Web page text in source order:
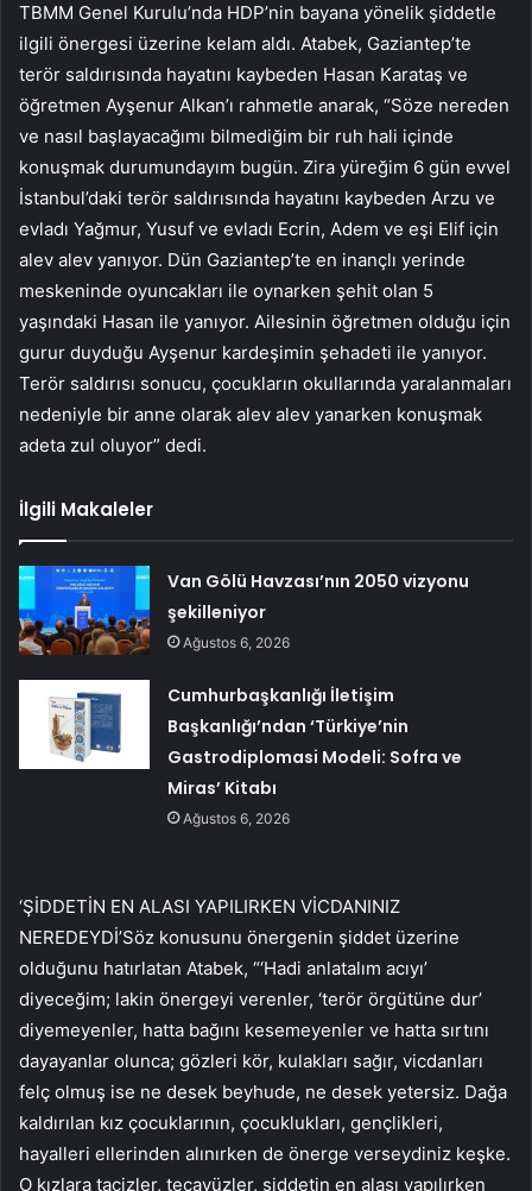
TBMM Genel Kurulu’nda HDP’nin bayana yönelik şiddetle
ilgili önergesi üzerine kelam aldı. Atabek, Gaziantep’te
terör saldırısında hayatını kaybeden Hasan Karataş ve
öğretmen Ayşenur Alkan’ı rahmetle anarak, “Söze nereden
ve nasıl başlayacağımı bilmediğim bir ruh hali içinde
konuşmak durumundayım bugün. Zira yüreğim 6 gün evvel
İstanbul’daki terör saldırısında hayatını kaybeden Arzu ve
evladı Yağmur, Yusuf ve evladı Ecrin, Adem ve eşi Elif için
alev alev yanıyor. Dün Gaziantep’te en inançlı yerinde
meskeninde oyuncakları ile oynarken şehit olan 5
yaşındaki Hasan ile yanıyor. Ailesinin öğretmen olduğu için
gurur duyduğu Ayşenur kardeşimin şehadeti ile yanıyor.
Terör saldırısı sonucu, çocukların okullarında yaralanmaları
nedeniyle bir anne olarak alev alev yanarken konuşmak
adeta zul oluyor” dedi.
İlgili Makaleler
Van Gölü Havzası’nın 2050 vizyonu
şekilleniyor
Ağustos 6, 2026
Cumhurbaşkanlığı İletişim
Başkanlığı’ndan ‘Türkiye’nin
Gastrodiplomasi Modeli: Sofra ve
Miras’ Kitabı
Ağustos 6, 2026
‘ŞİDDETİN EN ALASI YAPILIRKEN VİCDANINIZ
NEREDEYDİ’Söz konusunu önergenin şiddet üzerine
olduğunu hatırlatan Atabek, “‘Hadi anlatalım acıyı’
diyeceğim; lakin önergeyi verenler, ‘terör örgütüne dur’
diyemeyenler, hatta bağını kesemeyenler ve hatta sırtını
dayayanlar olunca; gözleri kör, kulakları sağır, vicdanları
felç olmuş ise ne desek beyhude, ne desek yetersiz. Dağa
kaldırılan kız çocuklarının, çocuklukları, gençlikleri,
hayalleri ellerinden alınırken de önerge verseydiniz keşke.
O kızlara tacizler, tecavüzler, şiddetin en alası yapılırken